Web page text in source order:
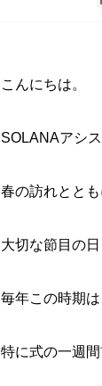
こんにちは。
SOLANAアシ
春の訪れとと
大切な節目の
毎年この時期
特に式の一週